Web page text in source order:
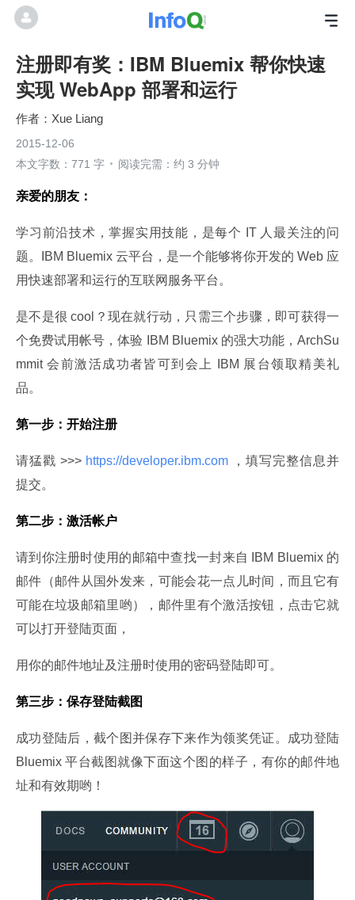
注册即有奖：IBM Bluemix 帮你快速
实现 WebApp 部署和运行
Xue Liang
2015-12-06
本文字数：771 字
阅读完需：约 3 分钟
亲爱的朋友：
学习前沿技术，掌握实用技能，是每个 IT 人最关注的问
题。IBM Bluemix 云平台，是一个能够将你开发的 Web 应
用快速部署和运行的互联网服务平台。
是不是很 cool？现在就行动，只需三个步骤，即可获得一
个免费试用帐号，体验 IBM Bluemix 的强大功能，ArchSu
mmit 会前激活成功者皆可到会上 IBM 展台领取精美礼
品。
第一步：开始注册
请猛戳 >>> https://developer.ibm.com
，填写完整信息并
提交。
第二步：激活帐户
请到你注册时使用的邮箱中查找一封来自 IBM Bluemix 的
邮件（邮件从国外发来，可能会花一点儿时间，而且它有
可能在垃圾邮箱里哟），邮件里有个激活按钮，点击它就
可以打开登陆页面，
用你的邮件地址及注册时使用的密码登陆即可。
第三步：保存登陆截图
成功登陆后，截个图并保存下来作为领奖凭证。成功登陆
Bluemix 平台截图就像下面这个图的样子，有你的邮件地
址和有效期哟！